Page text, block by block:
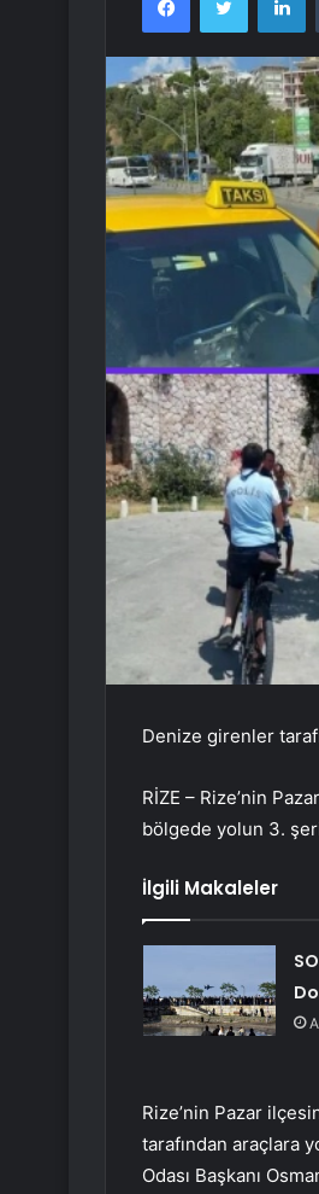
Denize girenler
RİZE – Rize’nin
bölgede yolun 3.
İlgili Makaleler
Rize’nin Pazar
tarafından araçlara
Odası Başkanı